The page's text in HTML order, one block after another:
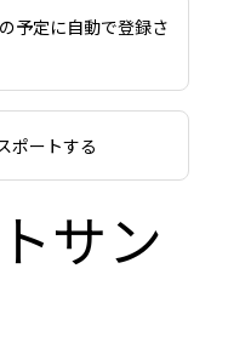
予定に自動で登録さ
ポートする
サン